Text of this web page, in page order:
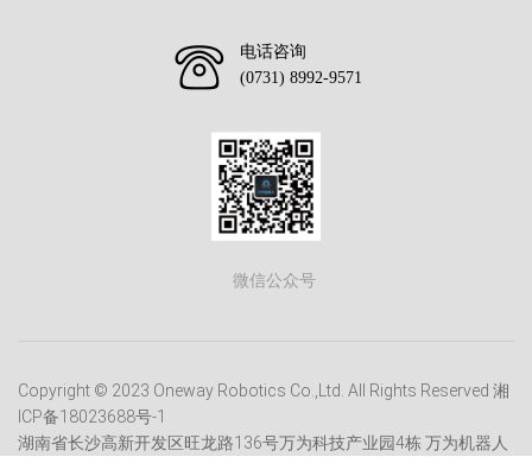
电话咨询
(0731) 8992-9571
微信公众号
Copyright © 2023 Oneway Robotics Co.,Ltd. All Rights Reserved 湘
ICP备18023688号-1
湖南省长沙高新开发区旺龙路136号万为科技产业园4栋 万为机器人